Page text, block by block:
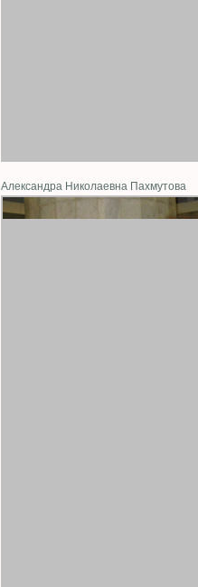
Александра Николаевна Пахмутова